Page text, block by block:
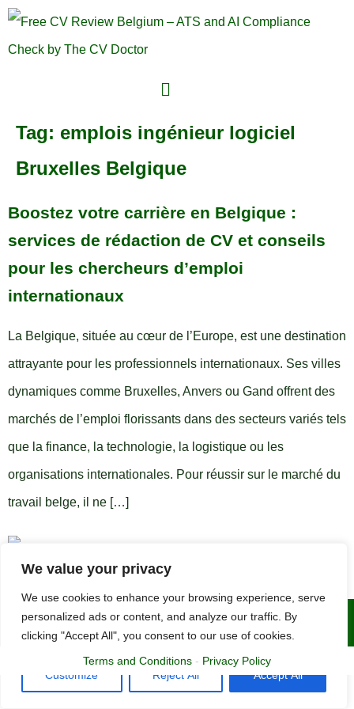
We value your privacy
We use cookies to enhance your browsing experience, serve
personalized ads or content, and analyze our traffic. By
clicking "Accept All", you consent to our use of cookies.
Customize Reject All Accept All
Tag: emplois ingénieur logiciel
Bruxelles Belgique
Boostez votre carrière en Belgique :
services de rédaction de CV et conseils
pour les chercheurs d’emploi
internationaux
La Belgique, située au cœur de l’Europe, est une destination
attrayante pour les professionnels internationaux. Ses villes
dynamiques comme Bruxelles, Anvers ou Gand offrent des
marchés de l’emploi florissants dans des secteurs variés tels
que la finance, la technologie, la logistique ou les
organisations internationales. Pour réussir sur le marché du
travail belge, il ne […]
Copyright © 2015 - 2025 | The CV Doctor
Terms and Conditions - Privacy Policy